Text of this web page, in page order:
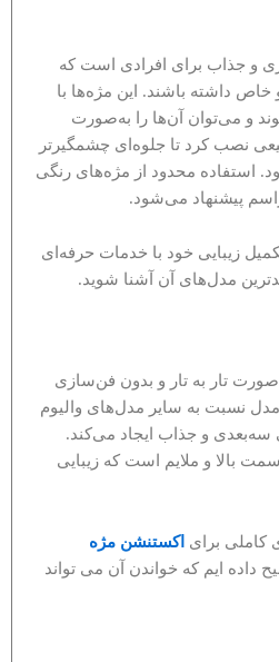
و جذاب برای افرادی است که
داشته باشند. این مژه‌ها با
و می‌توان آن‌ها را به‌صورت
نصب کرد تا جلوه‌ای چشمگیرتر
استفاده محدود از مژه‌های رنگی
پیشنهاد می‌شود.
زیبایی خود با خدمات حرفه‌ای
مدل‌های آن آشنا شوید.
تار به تار و بدون فن‌سازی
نسبت به سایر مدل‌های والیوم
سه‌بعدی و جذاب ایجاد می‌کند.
بالا و ملایم است که زیبایی
کاملی برای اکستنشن مژه
داده ایم که خواندن آن می تواند